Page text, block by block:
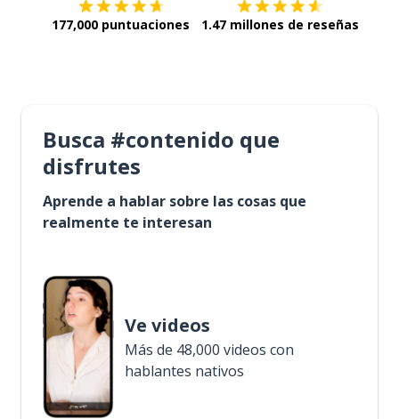
177,000 puntuaciones 1.47 millones de reseñas
Busca #contenido que
disfrutes
Aprende a hablar sobre las cosas que
realmente te interesan
Ve videos
Más de 48,000 videos con
hablantes nativos